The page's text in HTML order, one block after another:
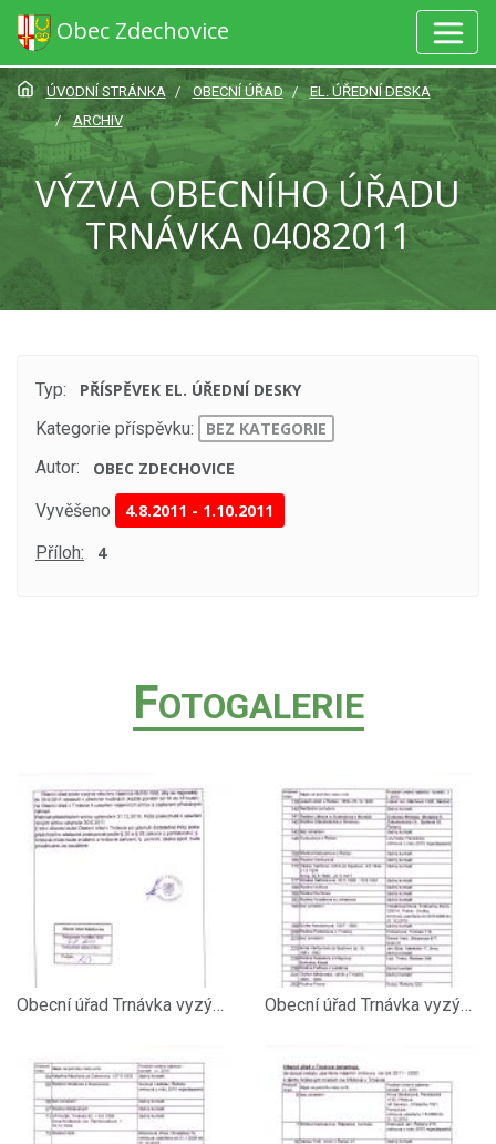
Obec Zdechovice
ÚVODNÍ STRÁNKA OBECNÍ ÚŘAD
EL. ÚŘEDNÍ DESKA
ARCHIV
VÝZVA OBECNÍHO ÚŘADU
TRNÁVKA 04082011
Typ:
PŘÍSPĚVEK EL. ÚŘEDNÍ DESKY
Kategorie příspěvku:
BEZ KATEGORIE
Autor:
OBEC ZDECHOVICE
Vyvěšeno 4.8.2011 - 1.10.2011
Příloh: 4
FOTOGALERIE
Obecní úřad Trnávka vyzývá nájemce hrobových míst 04082011 str. 4 Obecní úřad Trnávka vyzývá nájemce hrobových míst 04082011 str. 3